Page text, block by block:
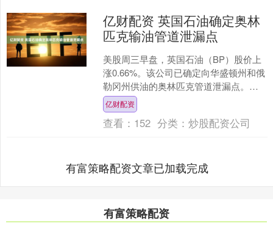
亿财配资 英国石油确定奥林
匹克输油管道泄漏点
美股周三早盘，英国石油（BP）股价上
涨0.66%。该公司已确定向华盛顿州和俄
勒冈州供油的奥林匹克管道泄漏点。与
此同时，达美航空与阿拉斯加航空等在
州紧急状态期间启....
亿财配资
查看： 152 分类：炒股配资公司
有富策略配资文章已加载完成
有富策略配资